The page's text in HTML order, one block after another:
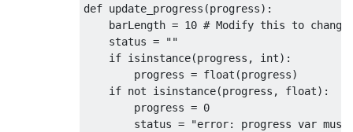
def update_progress (progress):
    barLength
= 10 # Modify this to
    status
=
""
if isinstance(progress , int):
        progress
= float (progress)
if not isinstance(progress , float):
        progress
= 0
        status
=
"error: progress var